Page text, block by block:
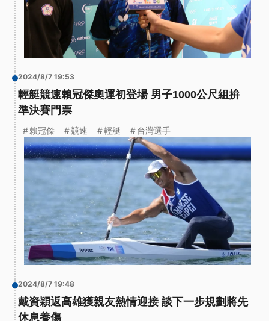
2024/8/7 19:53
輕艇競速賴冠傑奧運初登場 男子1000公尺組拚
準決賽門票
賴冠傑 競速 輕艇 台灣選手
2024/8/7 19:48
戴資穎返高雄獲親友熱情迎接 談下一步規劃將先
休息養傷